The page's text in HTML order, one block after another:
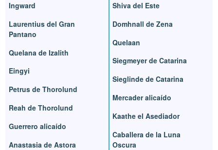
Ingward
Laurentius del Gran
Pantano
Quelana de Izalith
Eingyi
Petrus de Thorolund
Reah de Thorolund
Guerrero alicaído
Anastasia de Astora
Shiva del Este
Domhnall de Zena
Quelaan
Siegmeyer de Catarina
Sieglinde de Catarina
Mercader alicaído
Kaathe el Asediador
Caballera de la Luna
Oscura